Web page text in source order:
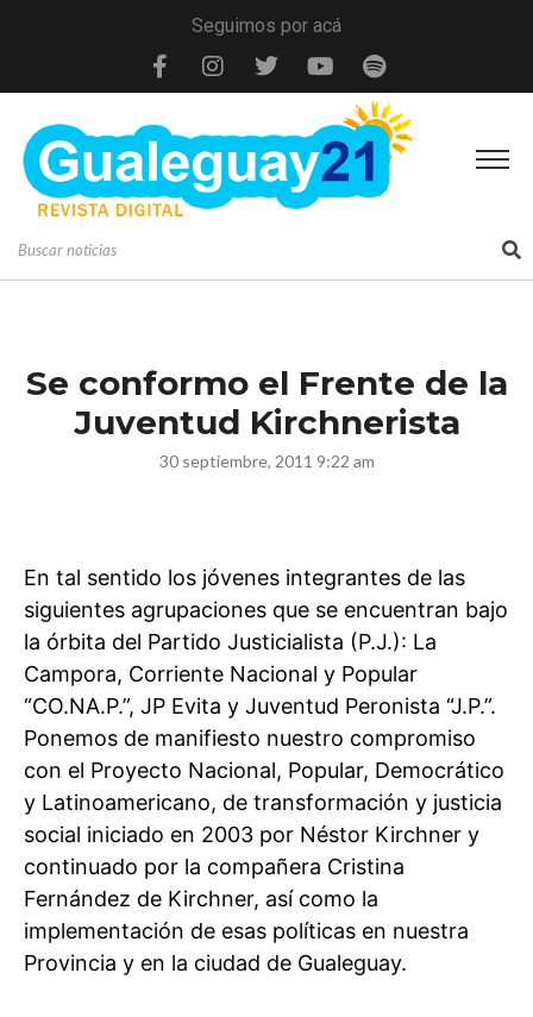
Seguimos por acá
Se conformo el Frente de la
Juventud Kirchnerista
30 septiembre, 2011 9:22 am
En tal sentido los jóvenes integrantes de las
siguientes agrupaciones que se encuentran bajo
la órbita del Partido Justicialista (P.J.): La
Campora, Corriente Nacional y Popular
“CO.NA.P.”, JP Evita y Juventud Peronista “J.P.”.
Ponemos de manifiesto nuestro compromiso
con el Proyecto Nacional, Popular, Democrático
y Latinoamericano, de transformación y justicia
social iniciado en 2003 por Néstor Kirchner y
continuado por la compañera Cristina
Fernández de Kirchner, así como la
implementación de esas políticas en nuestra
Provincia y en la ciudad de Gualeguay.